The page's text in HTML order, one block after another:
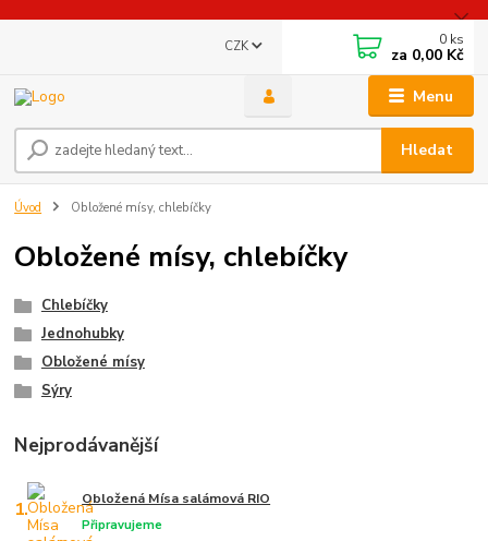
Menu
CZK
Hledat
0 ks
za 0,00 Kč
Úvod Obložené mísy, chlebíčky
Obložené mísy, chlebíčky
Chlebíčky
Jednohubky
Obložené mísy
Sýry
Nejprodávanější
1. Obložená Mísa salámová RIO
Připravujeme